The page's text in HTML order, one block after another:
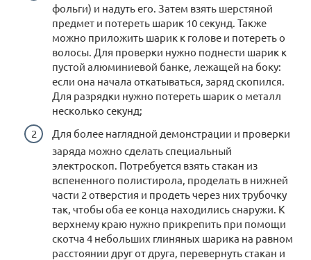
фольги) и надуть его. Затем взять шерстяной
предмет и потереть шарик 10 секунд. Также
можно приложить шарик к голове и потереть о
волосы. Для проверки нужно поднести шарик к
пустой алюминиевой банке, лежащей на боку:
если она начала откатываться, заряд скопился.
Для разрядки нужно потереть шарик о металл
несколько секунд;
Для более наглядной демонстрации и проверки
заряда можно сделать специальный
электроскоп. Потребуется взять стакан из
вспененного полистирола, проделать в нижней
части 2 отверстия и продеть через них трубочку
так, чтобы оба ее конца находились снаружи. К
верхнему краю нужно прикрепить при помощи
скотча 4 небольших глиняных шарика на равном
расстоянии друг от друга, перевернуть стакан и